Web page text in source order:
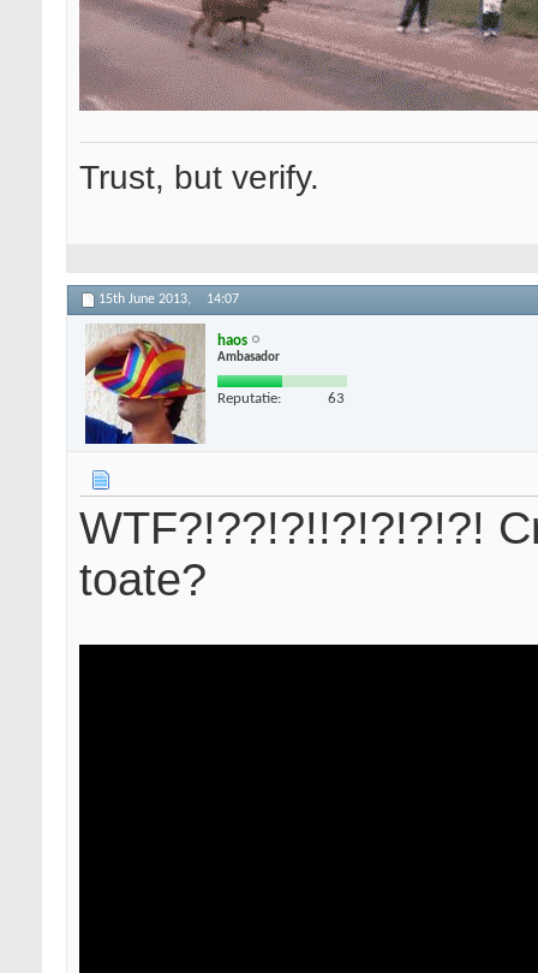
Trust, but verify.
15th June 2013, 14:07
haos
Ambasador
Reputatie: 63
WTF?!??!?!!?!?!?!?!
toate?